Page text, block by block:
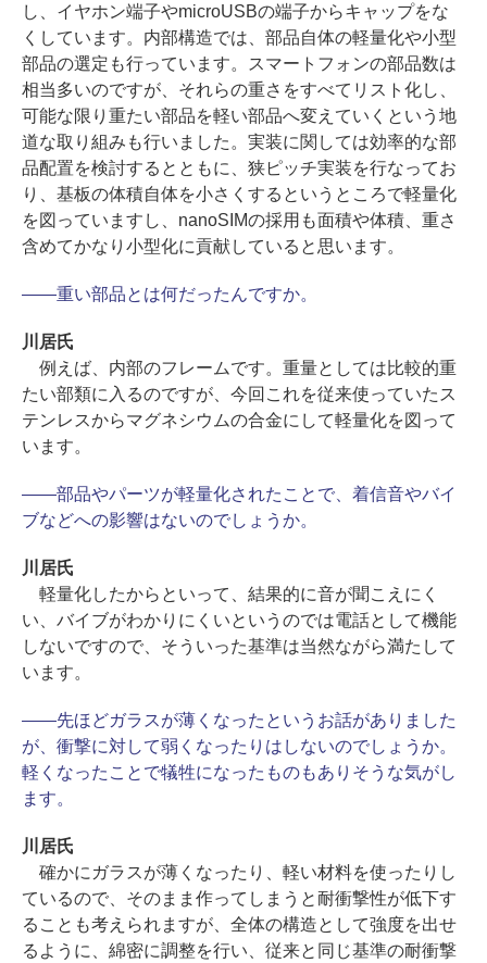
し、イヤホン端子やmicroUSBの端子からキャップをな
くしています。内部構造では、部品自体の軽量化や小型
部品の選定も行っています。スマートフォンの部品数は
相当多いのですが、それらの重さをすべてリスト化し、
可能な限り重たい部品を軽い部品へ変えていくという地
道な取り組みも行いました。実装に関しては効率的な部
品配置を検討するとともに、狭ピッチ実装を行なってお
り、基板の体積自体を小さくするというところで軽量化
を図っていますし、nanoSIMの採用も面積や体積、重さ
含めてかなり小型化に貢献していると思います。
――重い部品とは何だったんですか。
川居氏
例えば、内部のフレームです。重量としては比較的重
たい部類に入るのですが、今回これを従来使っていたス
テンレスからマグネシウムの合金にして軽量化を図って
います。
――部品やパーツが軽量化されたことで、着信音やバイ
ブなどへの影響はないのでしょうか。
川居氏
軽量化したからといって、結果的に音が聞こえにく
い、バイブがわかりにくいというのでは電話として機能
しないですので、そういった基準は当然ながら満たして
います。
――先ほどガラスが薄くなったというお話がありました
が、衝撃に対して弱くなったりはしないのでしょうか。
軽くなったことで犠牲になったものもありそうな気がし
ます。
川居氏
確かにガラスが薄くなったり、軽い材料を使ったりし
ているので、そのまま作ってしまうと耐衝撃性が低下す
ることも考えられますが、全体の構造として強度を出せ
るように、綿密に調整を行い、従来と同じ基準の耐衝撃